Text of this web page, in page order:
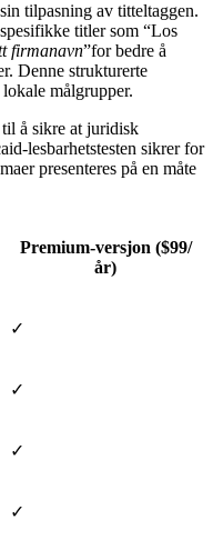
tilpasning av titteltaggen.
titler som “Los
firmanavn”for bedre å
Denne strukturerte
målgrupper.
å sikre at juridisk
lesbarhetstesten sikrer for
presenteres på en måte
Premium-versjon ($99/
år)
✓
✓
✓
✓